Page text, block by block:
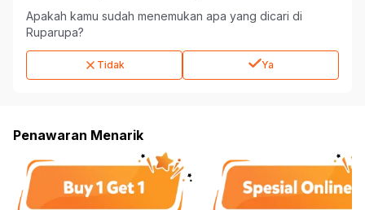
Apakah kamu sudah menemukan apa yang dicari di
Ruparupa?
Tidak Ya
Penawaran Menarik